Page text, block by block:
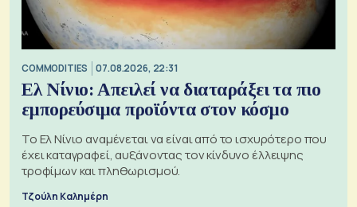
COMMODITIES 07.08.2026, 22:31
Ελ Νίνιο: Απειλεί να διαταράξει τα πιο
εμπορεύσιμα προϊόντα στον κόσμο
Το Ελ Νίνιο αναμένεται να είναι από το ισχυρότερο που
έχει καταγραφεί, αυξάνοντας τον κίνδυνο έλλειψης
τροφίμων και πληθωρισμού.
Τζούλη Καλημέρη